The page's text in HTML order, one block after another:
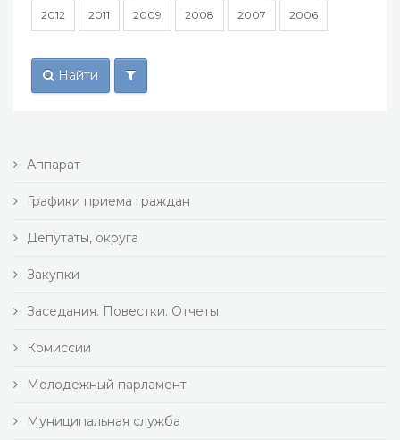
2012 2011 2009 2008 2007 2006
Найти
Аппарат
Графики приема граждан
Депутаты, округа
Закупки
Заседания. Повестки. Отчеты
Комиссии
Молодежный парламент
Муниципальная служба